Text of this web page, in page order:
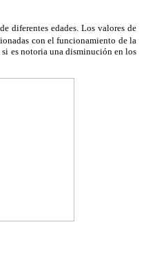
diferentes edades. Los valores de
con el funcionamiento de la
es notoria una disminución en los